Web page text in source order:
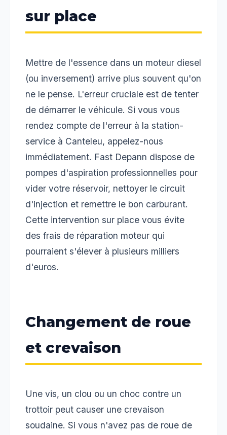
sur place
Mettre de l'essence dans un moteur diesel
(ou inversement) arrive plus souvent qu'on
ne le pense. L'erreur cruciale est de tenter
de démarrer le véhicule. Si vous vous
rendez compte de l'erreur à la station-
service à Canteleu, appelez-nous
immédiatement. Fast Depann dispose de
pompes d'aspiration professionnelles pour
vider votre réservoir, nettoyer le circuit
d'injection et remettre le bon carburant.
Cette intervention sur place vous évite
des frais de réparation moteur qui
pourraient s'élever à plusieurs milliers
d'euros.
Changement de roue
et crevaison
Une vis, un clou ou un choc contre un
trottoir peut causer une crevaison
soudaine. Si vous n'avez pas de roue de